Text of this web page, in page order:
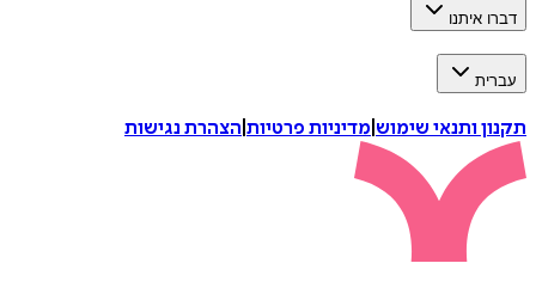
דברו איתנו
עברית
תקנון ותנאי שימוש מדיניות פרטיות הצהרת נגישות